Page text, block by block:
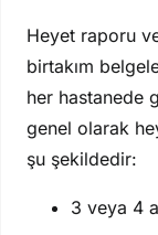
Heyet raporu
birtakım
her hastanede
genel olarak
şu şekildedir:
3 veya 4